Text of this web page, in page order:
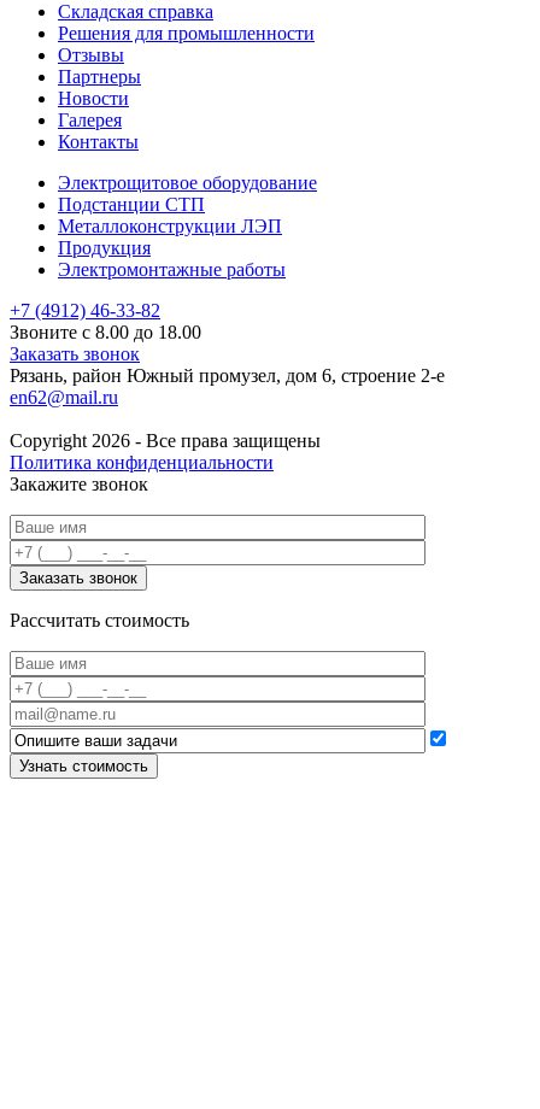
Складская справка
Решения для промышленности
Отзывы
Партнеры
Новости
Галерея
Контакты
Электрощитовое оборудование
Подстанции СТП
Металлоконструкции ЛЭП
Продукция
Электромонтажные работы
+7 (4912) 46-33-82
Звоните с 8.00 до 18.00
Заказать звонок
Рязань, район Южный промузел, дом 6, строение 2-е
en62@mail.ru
Copyright 2026 - Все права защищены
Политика конфиденциальности
Закажите звонок
Рассчитать стоимость